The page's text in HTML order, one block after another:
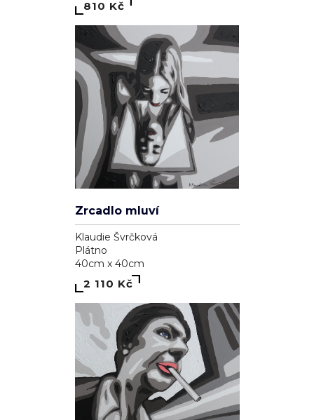
Zrcadlo mluví
Klaudie Švrčková
Plátno
40cm x 40cm
2 110 Kč